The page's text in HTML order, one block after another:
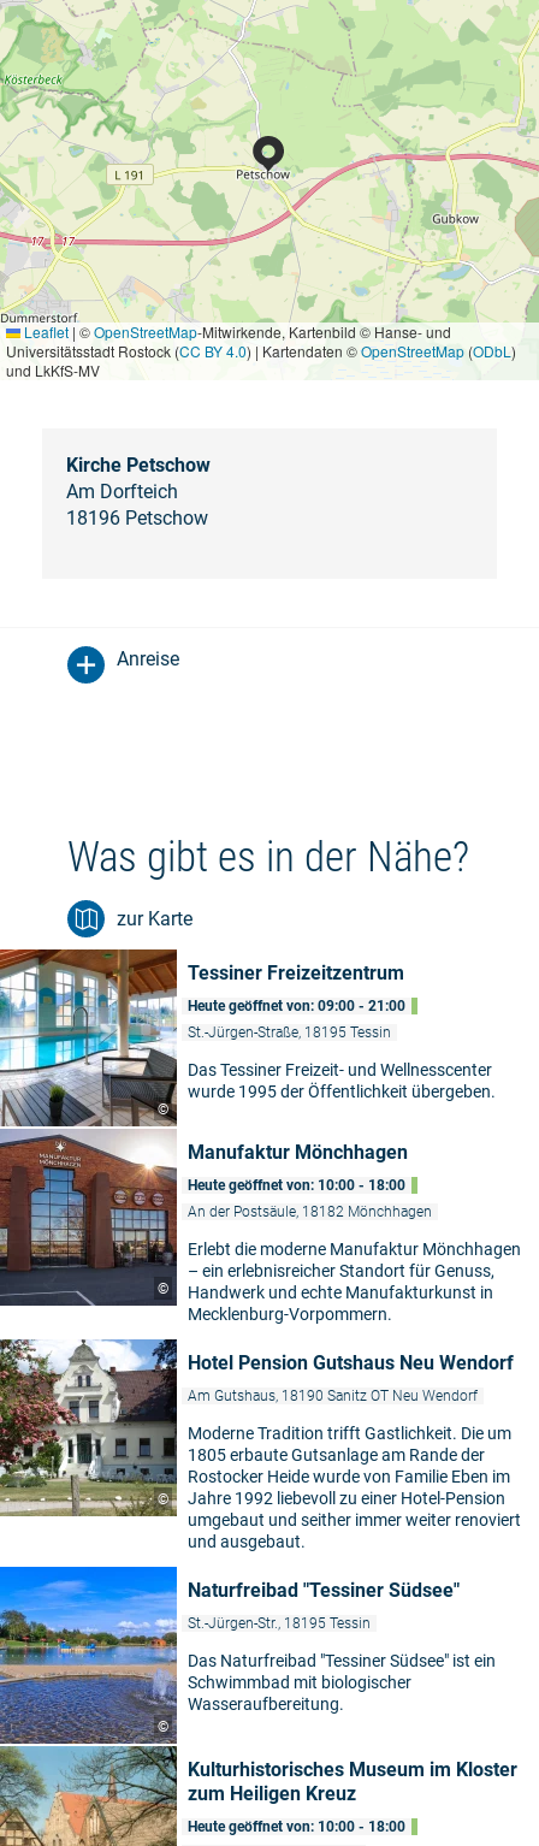
Leaflet | ©OpenStreetMap-Mitwirkende, Kartenbild © Hanse- und
Universitätsstadt Rostock (CC BY 4.0) | Kartendaten ©OpenStreetMap (ODbL )
und LkKfS-MV
Kirche Petschow
Am Dorfteich
18196 Petschow
Anreise
Was gibt es in der Nähe?
zur Karte
©
Tessiner Freizeitzentrum
Heute geöffnet von: 09:00 - 21:00
St.-Jürgen-Straße, 18195 Tessin
Das Tessiner Freizeit- und Wellnesscenter
wurde 1995 der Öffentlichkeit übergeben.
©
Manufaktur Mönchhagen
Heute geöffnet von: 10:00 - 18:00
An der Postsäule, 18182 Mönchhagen
Erlebt die moderne Manufaktur Mönchhagen
– ein erlebnisreicher Standort für Genuss,
Handwerk und echte Manufakturkunst in
Mecklenburg-Vorpommern.
©
Hotel Pension Gutshaus Neu Wendorf
Am Gutshaus, 18190 Sanitz OT Neu Wendorf
Moderne Tradition trifft Gastlichkeit. Die um
1805 erbaute Gutsanlage am Rande der
Rostocker Heide wurde von Familie Eben im
Jahre 1992 liebevoll zu einer Hotel-Pension
umgebaut und seither immer weiter renoviert
und ausgebaut.
©
Naturfreibad "Tessiner Südsee"
St.-Jürgen-Str., 18195 Tessin
Das Naturfreibad "Tessiner Südsee" ist ein
Schwimmbad mit biologischer
Wasseraufbereitung.
Kulturhistorisches Museum im Kloster
zum Heiligen Kreuz
Heute geöffnet von: 10:00 - 18:00